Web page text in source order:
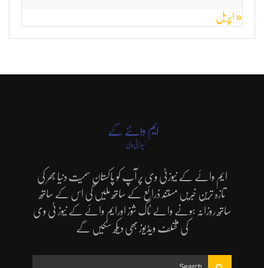
« اپریل
ایم وائے کے نیوزٹی وی پر آپ کو پاکستان سمیت دنیا بھر کی
تازہ ترین خبریں مستند ذرائع کے ساتھ ملیں گی اس کے ساتھ
ساتھ روزانہ ہونے والے ٹاک شوز اورایم وائے کے نیوز ٹی وی
کی مختلف ویڈیوز بھی دیکھ سکیں گے